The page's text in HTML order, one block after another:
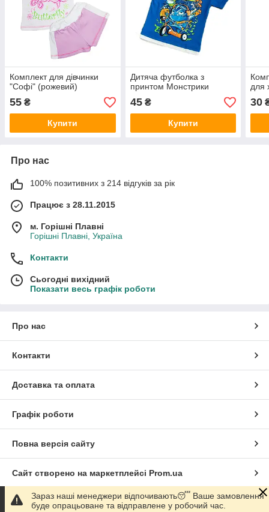
Комплект для дівчинки
"Софі" (рожевий)
55 ₴
Купити
Дитяча футболка з
принтом Монстрики
45₴
Купити
для
30
Про нас
100% позитивних з 214 відгуків за рік
Працює з 28.11.2015
м. Горішні Плавні
Горішні Плавні, Україна
Контакти
Сьогодні вихідний
Показати весь графік роботи
Про нас
Контакти
Доставка та оплата
Графік роботи
Повна версія сайту
Сайт створено на маркетплейсі Prom.ua
Політика конфіденційності
Зараз наші менеджери відпочивають😴 Ваше замовлення
буде опрацьоване та відправлене у робочий час.